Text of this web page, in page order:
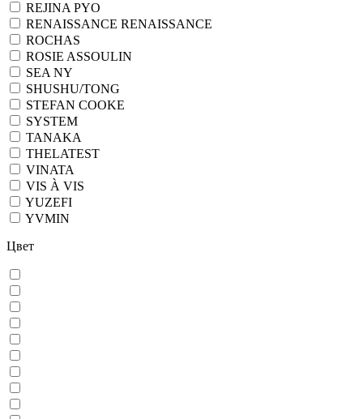
REJINA PYO
RENAISSANCE RENAISSANCE
ROCHAS
ROSIE ASSOULIN
SEA NY
SHUSHU/TONG
STEFAN COOKE
SYSTEM
TANAKA
THELATEST
VINATA
VIS À VIS
YUZEFI
YVMIN
Цвет